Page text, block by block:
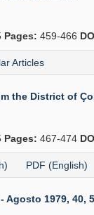
Pages: 459-466
Articles
the District of
Pages: 467-474
PDF (English)
Agosto 1979,